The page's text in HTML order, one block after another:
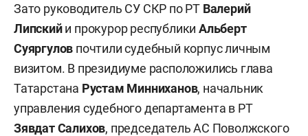
Зато руководитель СУ СКР по РТ Валерий
Липскийи прокурор республикиАльберт
Суяргулов почтили судебный корпус личным
визитом. В президиуме расположились глава
Татарстана Рустам Минниханов, начальник
управления судебного департамента в РТ
Зявдат Салихов, председатель АС Поволжского